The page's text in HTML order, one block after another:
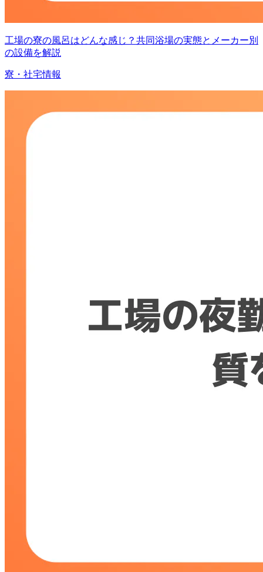
工場の寮の風呂はどんな感じ？共同浴場の実態とメーカー別
の設備を解説
寮・社宅情報